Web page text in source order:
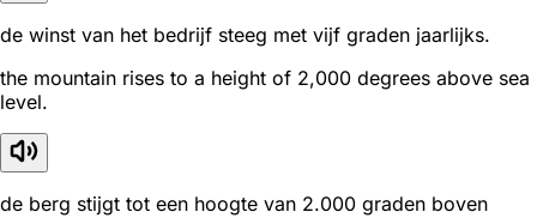
de winst van het bedrijf steeg met vijf graden jaarlijks.
the mountain rises to a height of 2,000 degrees above sea
level.
de berg stijgt tot een hoogte van 2.000 graden boven